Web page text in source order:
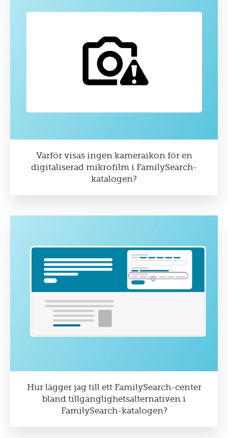
Varför visas ingen kameraikon för en
digitaliserad mikrofilm i FamilySearch-
katalogen?
Hur lägger jag till ett FamilySearch-center
bland tillgänglighetsalternativen i
FamilySearch-katalogen?